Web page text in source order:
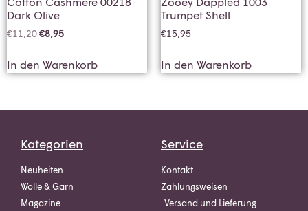
Dark Olive
€11,20€8,95
In den Warenkorb
Trumpet Shell
€15,95
In den Warenkorb
Kategorien
Neuheiten
Wolle & Garn
Magazine
Service
Kontakt
Zahlungsweisen
Versand und Lieferung